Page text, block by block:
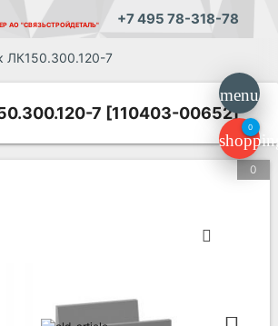
АО "СВЯЗЬСТРОЙДЕТАЛЬ" +7 495 78-318-78
menu
0
ЛК150.300.120-7
7 [110403-00652]
0